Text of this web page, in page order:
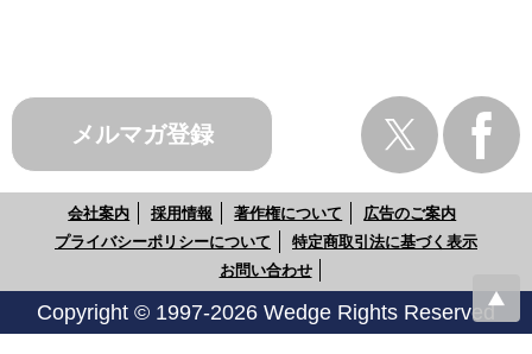
メルマガ登録
会社案内 採用情報 著作権について
広告のご案内
プライバシーポリシーについて
特定商取引法に基づく表示
お問い合わせ
Copyright © 1997-2026 Wedge Rights Reserved